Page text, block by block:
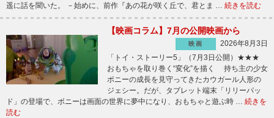
遥に話を聞いた。 －始めに、前作『あの花が咲く丘で、君とま … 続きを読む
【映画コラム】7月の公開映画から
映画
2026年8月3日
「トイ・ストーリー5」（7月3日公開）★★★
おもちゃを取り巻く“変化”を描く 持ち主の少女
ボニーの成長を見守ってきたカウガール人形の
ジェシー。だが、タブレット端末「リリーパッ
ド」の登場で、ボニーは画面の世界に夢中になり、おもちゃと遊ぶ時 … 続きを
読む